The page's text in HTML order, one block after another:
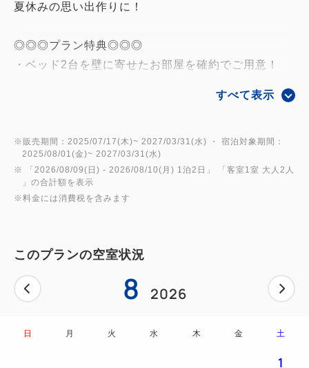
夏休みの思い出作りに！
◎◎◎プラン特典◎◎◎
・ベッド2台を壁に寄せたお部屋を確約でご用意！
（ベット2台のツインルームですので、お子様は添い
寝になります）
・お子様には追加のタオル・子供用ガウン・キッズア
シ、スリッパが入っております。）
尚、キッズアメニティは滞在中1回のみとなります。
・トイレ練習用補助便座
すべて表示
※販売期間：2025/07/17(木)~ 2027/03/31(水) ・ 宿泊対象期間：
2025/08/01(金)~ 2027/03/31(水)
※ 「 2026/08/09(日) - 2026/08/10(月) 1泊2日 」 「 客室1室 大人2人
」の合計額を表示
※料金には消費税を含みます
このプランの空室状況
8 2026
日 月 火 水 木 金 土
1